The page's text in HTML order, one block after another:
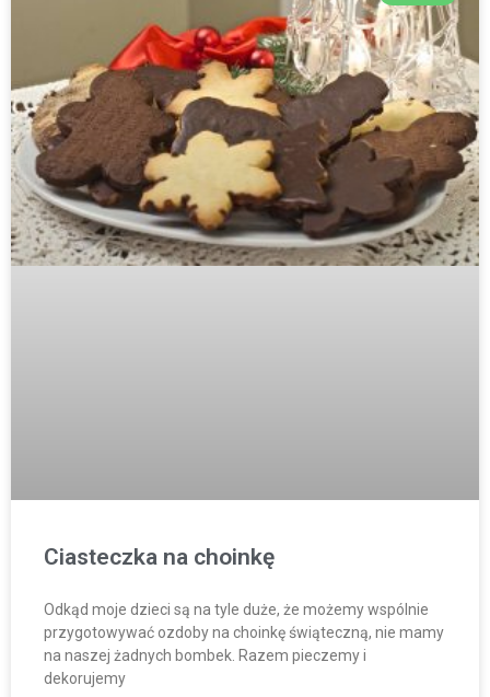
Ciasteczka na choinkę
Odkąd moje dzieci są na tyle duże, że możemy wspólnie
przygotowywać ozdoby na choinkę świąteczną, nie mamy
na naszej żadnych bombek. Razem pieczemy i
dekorujemy